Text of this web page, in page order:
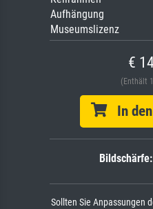
Aufhängung
Museumslizenz
€
(Enthält
In den
Bildschärfe:
Sollten Sie Anpassungen